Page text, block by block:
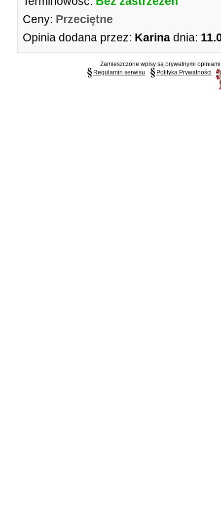
Ceny: Przeciętne
Opinia dodana przez: Karina dnia:
Zamieszczone wpisy są prywatnymi
Regulamin serwisu
Polityka Prywatności